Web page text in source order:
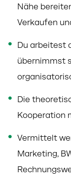
Nähe
Verkaufen
Du arbeitest
übernimmst
Die
Kooperation
Vermittelt
Marketing,